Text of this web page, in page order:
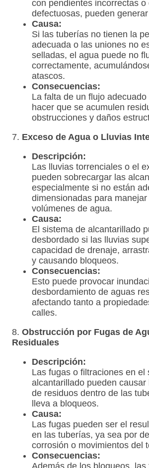
con pendientes incorrectas o
defectuosas, pueden
Causa:
Si las tuberías no tienen la
adecuada o las uniones no
selladas, el agua puede no
correctamente,
atascos.
Consecuencias:
La falta de un flujo
hacer que se acumulen
obstrucciones y daños
7. Exceso de Agua o Lluvias
Descripción:
Las lluvias torrenciales o el
pueden sobrecargar las
especialmente si no están
dimensionadas para
volúmenes de agua.
Causa:
El sistema de alcantarillado
desbordado si las lluvias
capacidad de drenaje,
y causando bloqueos.
Consecuencias:
Esto puede provocar
desbordamiento de aguas
afectando tanto a
calles.
8. Obstrucción por Fugas de
Residuales
Descripción:
Las fugas o filtraciones en el
alcantarillado pueden causar
de residuos dentro de las
lleva a bloqueos.
Causa:
Las fugas pueden ser el
en las tuberías, ya sea por
corrosión o movimientos del
Consecuencias:
Además de los bloqueos, las